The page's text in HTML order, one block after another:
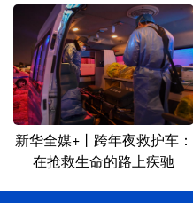
新华全媒+丨跨年夜救护车：
在抢救生命的路上疾驰